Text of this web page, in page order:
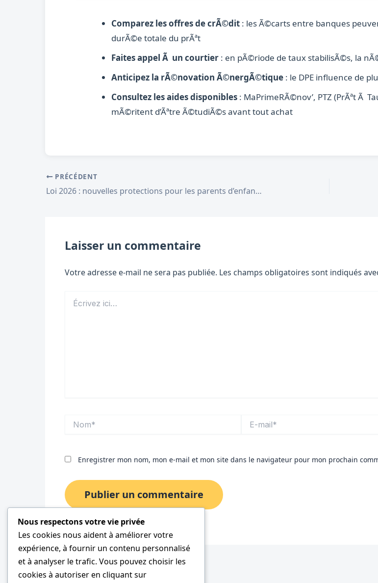
Comparez les offres de crÃ©dit : les Ã©carts entre banques
durÃ©e totale du prÃªt
Faites appel Ã un courtier : en pÃ©riode de taux stabilisÃ©s, la
Anticipez la rÃ©novation Ã©nergÃ©tique : le DPE influence de
Consultez les aides disponibles : MaPrimeRÃ©nov’, PTZ (PrÃªt Ã
mÃ©ritent d’Ãªtre Ã©tudiÃ©s avant tout achat
PRÉCÉDENT
Loi 2026 : nouvelles protections pour les parents d’enfants gravement malades
Laisser un commentaire
Votre adresse e-mail ne sera pas publiée. Les champs obligatoires sont indiqués
ici…
mail*
Enregistrer mon nom, mon e-mail et mon site dans le navigateur pour mon prochain
Nous respectons votre vie privée
Les cookies nous aident à améliorer votre
expérience, à fournir un contenu personnalisé
et à analyser le trafic. Vous pouvez choisir les
cookies à autoriser en cliquant sur